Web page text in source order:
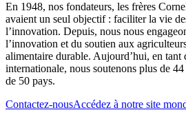
En 1948, nos fondateurs, les frères
avaient un seul objectif : faciliter la vie
l’innovation. Depuis, nous nous
l’innovation et du soutien aux
alimentaire durable. Aujourd’hui, en tant
internationale, nous soutenons plus de
de 50 pays.
Contactez-nousAccédez à notre site